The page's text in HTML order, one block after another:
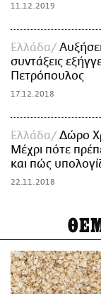
11.12.2019
Ελλάδα
συντάξεις
Πετρόπουλος
17.12.2018
Ελλάδα
Δώρο
Μέχρι πότε
και πώς
22.11.2018